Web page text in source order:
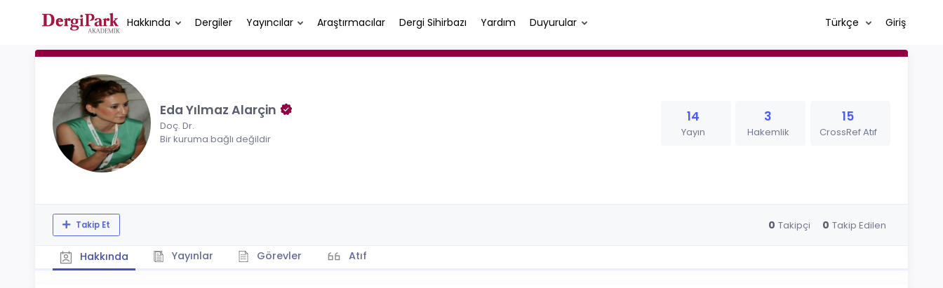
Hakkında Dergiler Yayıncılar Araştırmacılar Dergi Sihirbazı Yardım Duyurular Türkçe Giriş
Eda Yılmaz Alarçin
Doç. Dr.
Bir kuruma bağlı değildir
14
Yayın
3
Hakemlik
15
CrossRef Atıf
Takip Et 0 Takipçi 0 Takip Edilen
Hakkında Yayınlar Görevler Atıf